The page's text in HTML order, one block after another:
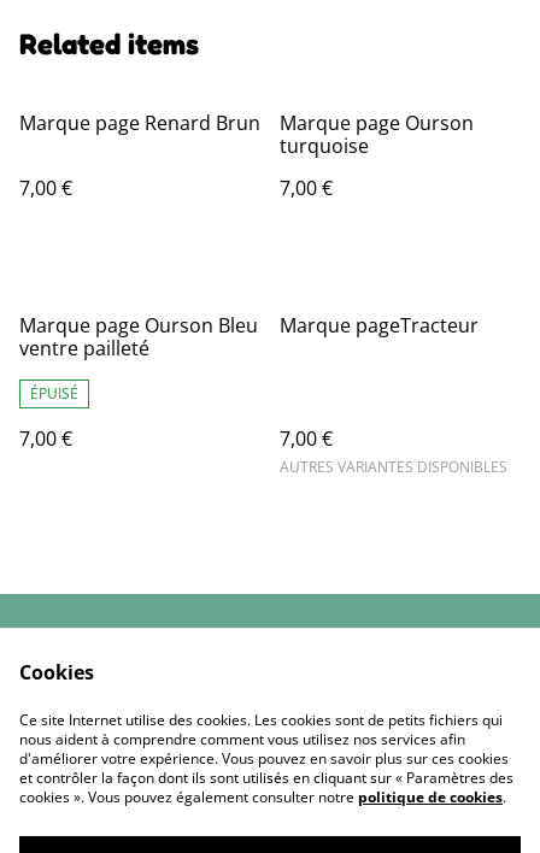
Related items
Marque page Renard Brun
7,00 €
Marque page Ourson
turquoise
7,00 €
Marque page Ourson Bleu
ventre pailleté
ÉPUISÉ
7,00 €
Marque pageTracteur
7,00 €
AUTRES VARIANTES DISPONIBLES
Politique de
confidentialité
Politique de cookies
Cookies
Ce site Internet utilise des cookies. Les cookies sont de petits fichiers qui
nous aident à comprendre comment vous utilisez nos services afin
d'améliorer votre expérience. Vous pouvez en savoir plus sur ces cookies
et contrôler la façon dont ils sont utilisés en cliquant sur « Paramètres des
cookies ». Vous pouvez également consulter notre politique de cookies.